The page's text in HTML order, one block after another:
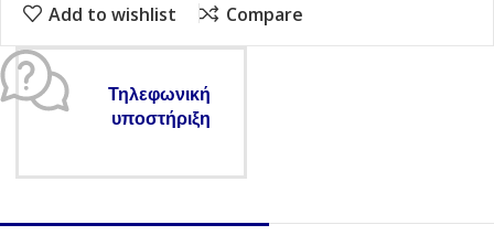
Add to wishlist Compare
Τηλεφωνική
υποστήριξη